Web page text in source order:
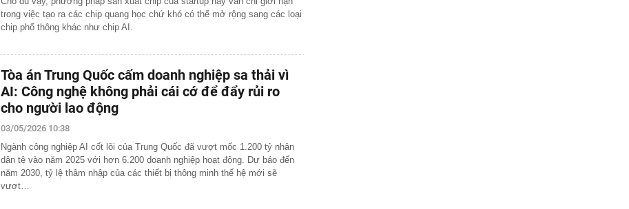
trong việc tạo ra các chip quang học chứ khó có thể mở rộng sang các loại
chip phổ thông khác như chip AI.
Tòa án Trung Quốc cấm doanh nghiệp sa thải vì
AI: Công nghệ không phải cái cớ để đẩy rủi ro
cho người lao động
03/05/2026 10:38
Ngành công nghiệp AI cốt lõi của Trung Quốc đã vượt mốc 1.200 tỷ nhân
dân tệ vào năm 2025 với hơn 6.200 doanh nghiệp hoạt động. Dự báo đến
năm 2030, tỷ lệ thâm nhập của các thiết bị thông minh thế hệ mới sẽ
vượt…